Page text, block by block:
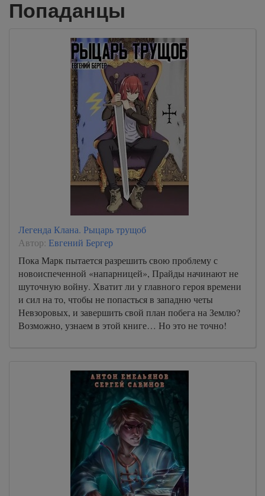
Попаданцы
Легенда Клана. Рыцарь трущоб
Автор: Евгений Бергер
Пока Марк пытается разрешить свою проблему с
новоиспеченной «напарницей», Прайды начинают не
шуточную войну. Хватит ли у главного героя времени
и сил на то, чтобы не попасться в западню четы
Невзоровых, и завершить свой план побега на Землю?
Возможно, узнаем в этой книге… Но это не точно!